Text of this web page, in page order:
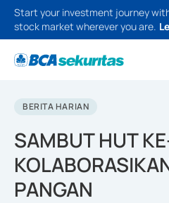
Start your investment journey
stock market wherever you are.
BERITA HARIAN
SAMBUT HUT
PANGAN